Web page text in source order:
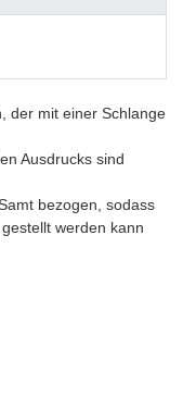
der mit einer Schlange
Ausdrucks sind
bezogen, sodass
werden kann